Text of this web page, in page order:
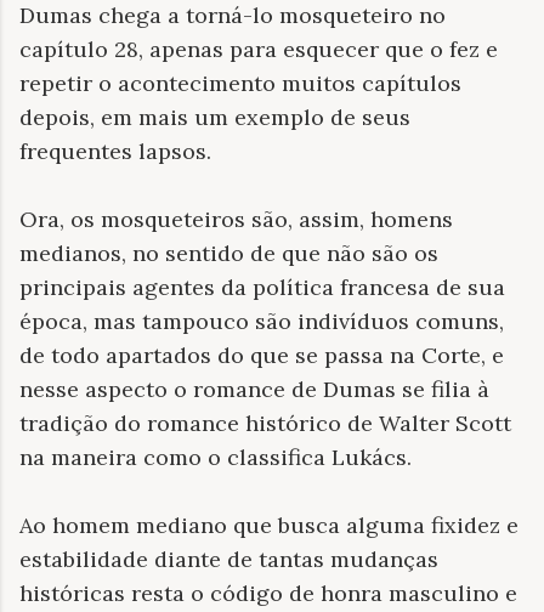
Dumas chega a torná-lo mosqueteiro no
capítulo 28, apenas para esquecer que o fez e
repetir o acontecimento muitos capítulos
depois, em mais um exemplo de seus
frequentes lapsos.
Ora, os mosqueteiros são, assim, homens
medianos, no sentido de que não são os
principais agentes da política francesa de sua
época, mas tampouco são indivíduos comuns,
de todo apartados do que se passa na Corte, e
nesse aspecto o romance de Dumas se filia à
tradição do romance histórico de Walter Scott
na maneira como o classifica Lukács.
Ao homem mediano que busca alguma fixidez e
estabilidade diante de tantas mudanças
históricas resta o código de honra masculino e